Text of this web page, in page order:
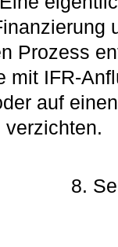
Prozess
mit IFR-
auf
verzichten.
8.